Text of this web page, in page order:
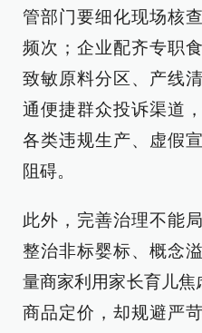
管部门要细化现场核
频次；企业配齐专职
致敏原料分区、产线
通便捷群众投诉渠道
各类违规生产、虚假
阻碍。
此外，完善治理不能
整治非标婴标、概念
量商家利用家长育儿焦
商品定价，却规避严